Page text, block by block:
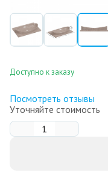
Доступно к заказу
Посмотреть отзывы
Уточняйте стоимость